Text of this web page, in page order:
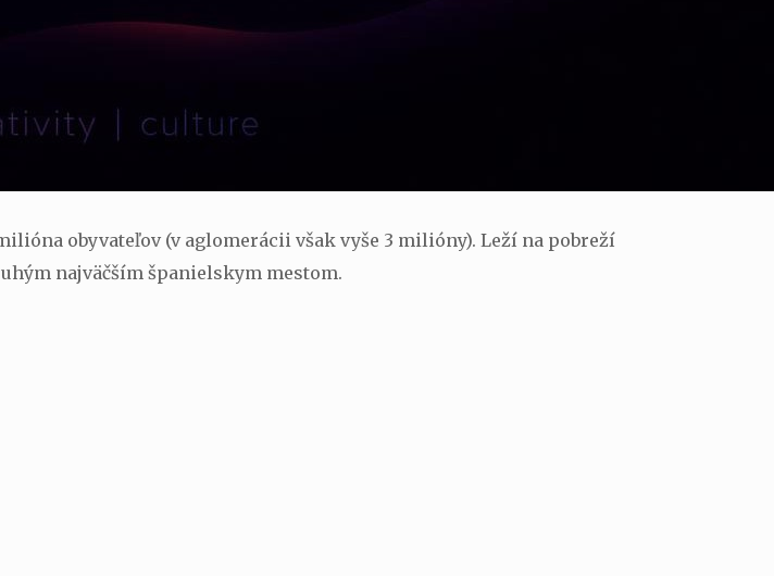
obyvateľov (v aglomerácii však vyše 3 milióny). Leží na pobreží
najväčším španielskym mestom.